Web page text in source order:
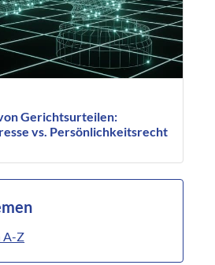
Gerichtsurteilen:
vs. Persönlichkeitsrecht
A-Z